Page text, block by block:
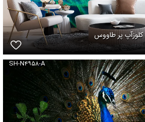
کلوزآپ پر طاووس
SH-N۴۹۵۸-A